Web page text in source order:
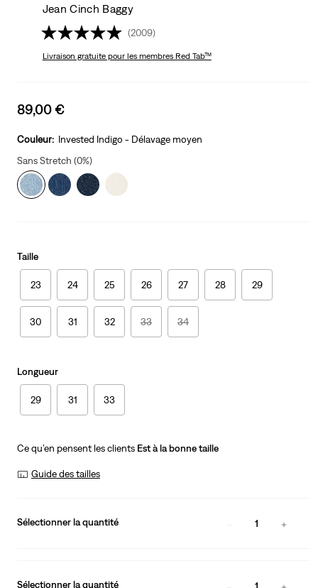
Jean Cinch Baggy
(2009)
Livraison gratuitepour les membres Red Tab™
Sale
is
89,00 €
Couleur: Invested Indigo - Délavage moyen
Sans Stretch (0%)
Taille
23 24 25 26 27 28 29
30 31 32 33 34
Longueur
29 31 33
Ce qu’en pensent les clients Est à la bonne taille
Guide des tailles
Sélectionner la quantité 1
Sélectionner la quantité 1